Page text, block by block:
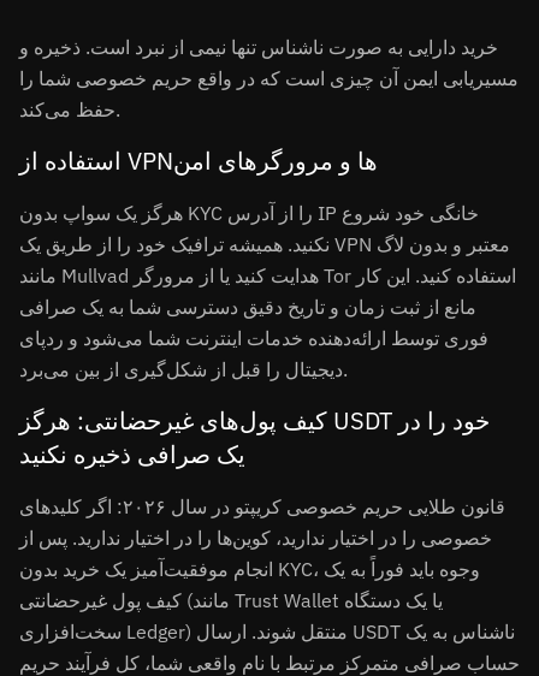
خرید دارایی به صورت ناشناس تنها نیمی از نبرد است. ذخیره و
مسیریابی ایمن آن چیزی است که در واقع حریم خصوصی شما را
حفظ می‌کند.
استفاده از VPNها و مرورگرهای امن
هرگز یک سواپ بدون KYC را از آدرس IP خانگی خود شروع
نکنید. همیشه ترافیک خود را از طریق یک VPN معتبر و بدون لاگ
مانند Mullvad هدایت کنید یا از مرورگر Tor استفاده کنید. این کار
مانع از ثبت زمان و تاریخ دقیق دسترسی شما به یک صرافی
فوری توسط ارائه‌دهنده خدمات اینترنت شما می‌شود و ردپای
دیجیتال را قبل از شکل‌گیری از بین می‌برد.
کیف پول‌های غیرحضانتی: هرگز USDT خود را در
یک صرافی ذخیره نکنید
قانون طلایی حریم خصوصی کریپتو در سال ۲۰۲۶: اگر کلیدهای
خصوصی را در اختیار ندارید، کوین‌ها را در اختیار ندارید. پس از
انجام موفقیت‌آمیز یک خرید بدون KYC، وجوه باید فوراً به یک
کیف پول غیرحضانتی (مانند Trust Wallet یا یک دستگاه
سخت‌افزاری Ledger) منتقل شوند. ارسال USDT ناشناس به یک
حساب صرافی متمرکز مرتبط با نام واقعی شما، کل فرآیند حریم